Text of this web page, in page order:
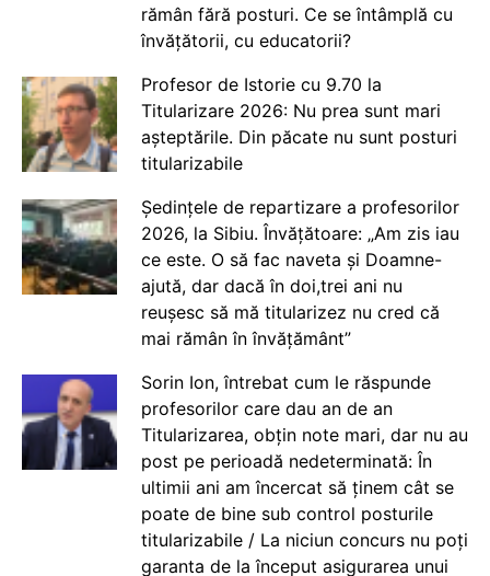
rămân fără posturi. Ce se întâmplă cu
învățătorii, cu educatorii?
Profesor de Istorie cu 9.70 la
Titularizare 2026: Nu prea sunt mari
așteptările. Din păcate nu sunt posturi
titularizabile
Ședințele de repartizare a profesorilor
2026, la Sibiu. Învățătoare: „Am zis iau
ce este. O să fac naveta și Doamne-
ajută, dar dacă în doi,trei ani nu
reușesc să mă titularizez nu cred că
mai rămân în învățământ”
Sorin Ion, întrebat cum le răspunde
profesorilor care dau an de an
Titularizarea, obțin note mari, dar nu au
post pe perioadă nedeterminată: În
ultimii ani am încercat să ținem cât se
poate de bine sub control posturile
titularizabile / La niciun concurs nu poți
garanta de la început asigurarea unui